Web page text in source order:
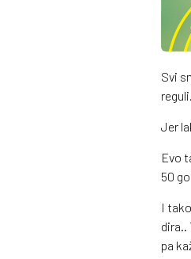
Svi
Jer
Evo
50
I
dira..
pa